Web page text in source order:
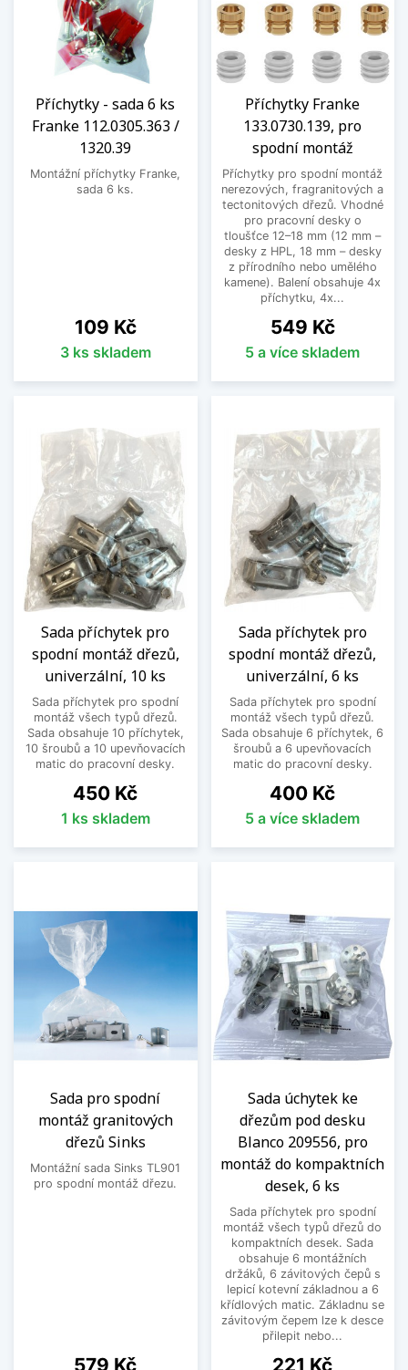
Příchytky - sada 6 ks
Franke 112.0305.363 /
1320.39
Montážní příchytky Franke,
sada 6 ks.
Cena
109 Kč
3 ks skladem
Příchytky Franke
133.0730.139, pro
spodní montáž
Příchytky pro spodní montáž
nerezových, fragranitových a
tectonitových dřezů. Vhodné
pro pracovní desky o
tloušťce 12–18 mm (12 mm –
desky z HPL, 18 mm – desky
z přírodního nebo umělého
kamene). Balení obsahuje 4x
příchytku, 4x...
Cena
549 Kč
5 a více skladem
Sada příchytek pro
spodní montáž dřezů,
univerzální, 10 ks
Sada příchytek pro spodní
montáž všech typů dřezů.
Sada obsahuje 10 příchytek,
10 šroubů a 10 upevňovacích
matic do pracovní desky.
Cena
450 Kč
1 ks skladem
Sada příchytek pro
spodní montáž dřezů,
univerzální, 6 ks
Sada příchytek pro spodní
montáž všech typů dřezů.
Sada obsahuje 6 příchytek, 6
šroubů a 6 upevňovacích
matic do pracovní desky.
Cena
400 Kč
5 a více skladem
Sada pro spodní
montáž granitových
dřezů Sinks
Montážní sada Sinks TL901
pro spodní montáž dřezu.
Cena
579 Kč
Sada úchytek ke
dřezům pod desku
Blanco 209556, pro
montáž do kompaktních
desek, 6 ks
Sada příchytek pro spodní
montáž všech typů dřezů do
kompaktních desek. Sada
obsahuje 6 montážních
držáků, 6 závitových čepů s
lepicí kotevní základnou a 6
křídlových matic. Základnu se
závitovým čepem lze k desce
přilepit nebo...
Cena
221 Kč